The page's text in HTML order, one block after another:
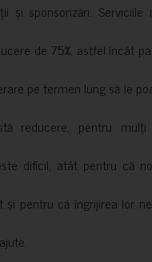
și sponsorizări. Serviciile
de 75%, astfel încât
pe termen lung să le
reducere, pentru mulți
dificil, atât pentru că
și pentru că îngrijirea lor